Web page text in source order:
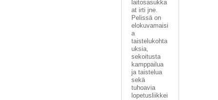
laitosasukka
at irti jne.
Pelissä on
elokuvamaisi
a
taistelukohta
uksia,
sekoitusta
kamppailua
ja taistelua
sekä
tuhoavia
lopetusliikkei